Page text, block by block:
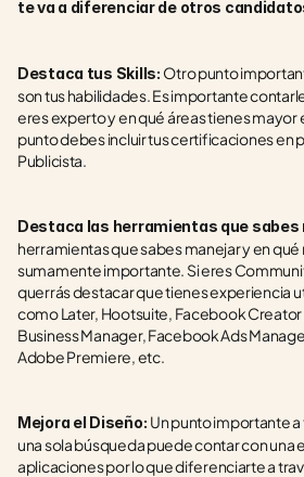
te va a diferenciar de otros
Destaca tus Skills: Otro punto
son tus habilidades. Es importante
eres experto y en qué áreas tienes mayor
punto debes incluir tus certificaciones en
Publicista.
Destaca las herramientas que sabes
herramientas que sabes manejar y en
sumamente importante. Si eres
querrás destacar que tienes experiencia
como Later, Hootsuite, Facebook
Business Manager, Facebook Ads
Adobe Premiere, etc.
Mejora el Diseño: Un punto importante
una sola búsqueda puede contar con una
aplicaciones por lo que diferenciarte a